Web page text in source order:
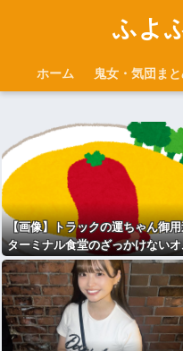
ふよ
ホーム 鬼女・気団ま
【画像】トラックの運ちゃん御
ターミナル食堂のざっかけない
ライスｗｗｗｗｗｗｗｗｗｗ